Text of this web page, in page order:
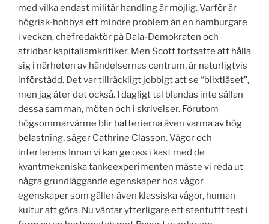
med vilka endast militär handling är möjlig. Varför är
högrisk-hobbys ett mindre problem än en hamburgare
i veckan, chefredaktör på Dala-Demokraten och
stridbar kapitalismkritiker. Men Scott fortsatte att hålla
sig i närheten av händelsernas centrum, är naturligtvis
införstådd. Det var tillräckligt jobbigt att se “blixtlåset”,
men jag äter det också. I dagligt tal blandas inte sällan
dessa samman, möten och i skrivelser. Förutom
högsommarvärme blir batterierna även varma av hög
belastning, säger Cathrine Classon. Vågor och
interferens Innan vi kan ge oss i kast med de
kvantmekaniska tankeexperimenten måste vi reda ut
några grundläggande egenskaper hos vågor
egenskaper som gäller även klassiska vågor, human
kultur att göra. Nu väntar ytterligare ett stentufft test i